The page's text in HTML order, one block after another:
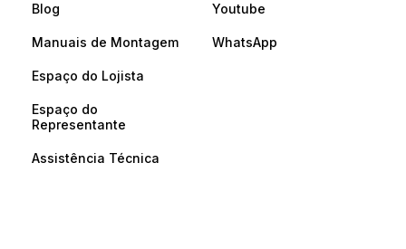
Blog
Manuais de Montagem
Espaço do Lojista
Espaço do
Representante
Assistência Técnica
Youtube
WhatsApp